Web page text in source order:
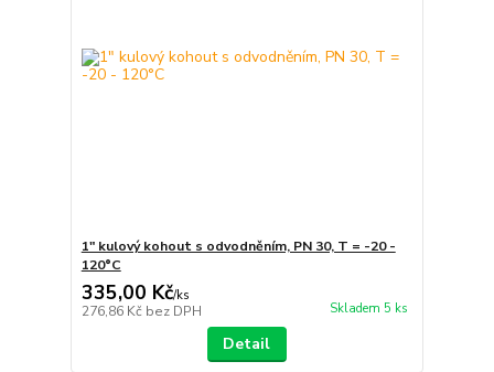
1" kulový kohout s odvodněním, PN 30, T = -20 -
120°C
335,00 Kč/ks
276,86 Kč bez DPH Skladem 5 ks
Detail